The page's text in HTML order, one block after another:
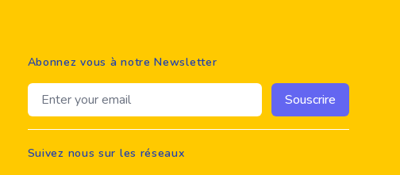
Abonnez vous à notre Newsletter
Email address Souscrire
Suivez nous sur les réseaux